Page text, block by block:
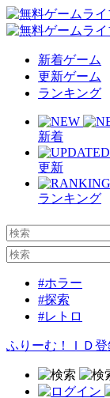
新着ゲーム
更新ゲーム
ランキング
新着
更新
ランキング
#ホラー
#探索
#レトロ
ふりーむ！ＩＤ登